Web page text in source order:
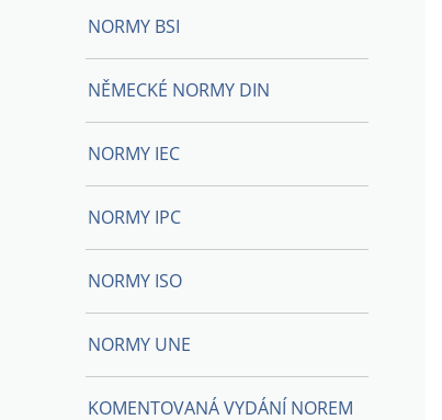
NORMY BSI
NĚMECKÉ NORMY DIN
NORMY IEC
NORMY IPC
NORMY ISO
NORMY UNE
KOMENTOVANÁ VYDÁNÍ NOREM